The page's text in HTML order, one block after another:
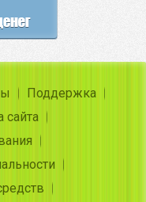
Поддержка
сайта